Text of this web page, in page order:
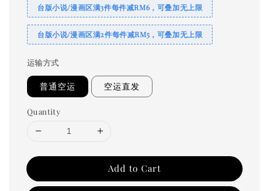
台版小说/漫画区满3件每件减RM6，可叠加无上限
台版小说/漫画区满2件每件减RM5，可叠加无上限
运输方式
普通空运 空运直发
Quantity
Add to Cart